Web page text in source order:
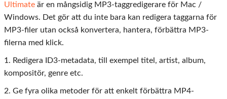
Ultimate är en mångsidig MP3-taggredigerare för Mac /
Windows. Det gör att du inte bara kan redigera taggarna för
MP3-filer utan också konvertera, hantera, förbättra MP3-
filerna med klick.
1. Redigera ID3-metadata, till exempel titel, artist, album,
kompositör, genre etc.
2. Ge fyra olika metoder för att enkelt förbättra MP4-